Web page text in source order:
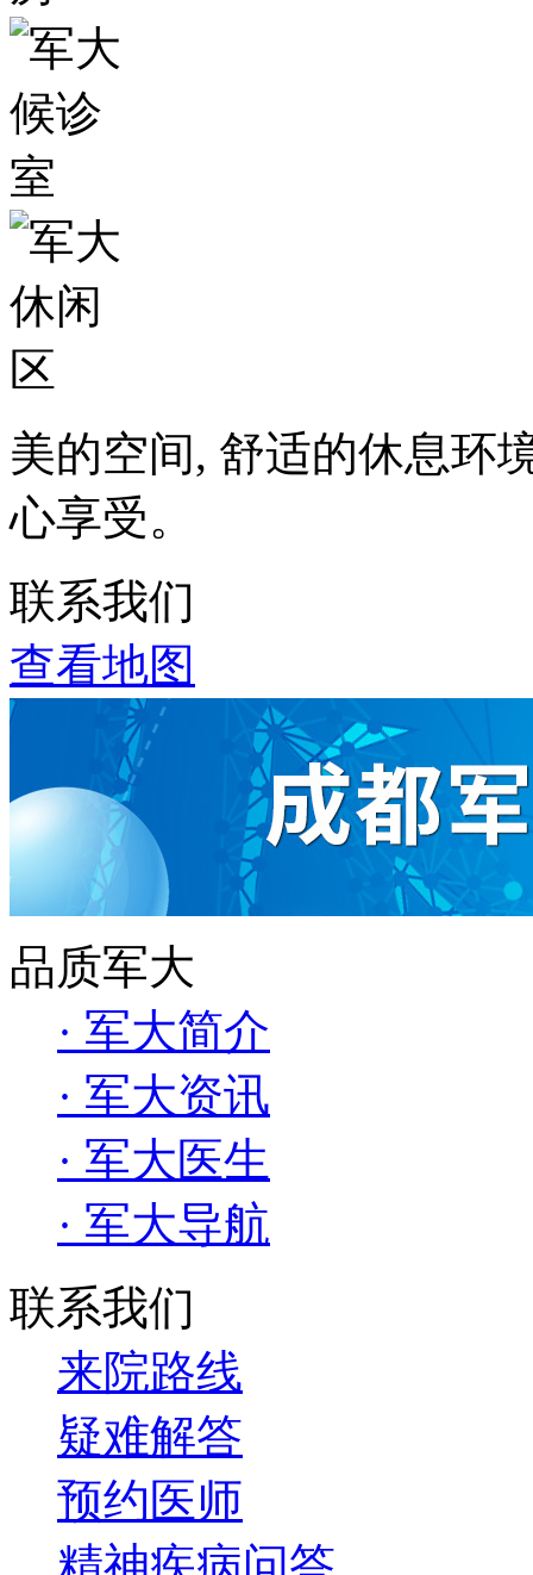
美的空间, 舒适的休息环
心享受。
联系我们
查看地图
品质军大
· 军大简介
· 军大资讯
· 军大医生
· 军大导航
联系我们
来院路线
疑难解答
预约医师
精神疾病问答